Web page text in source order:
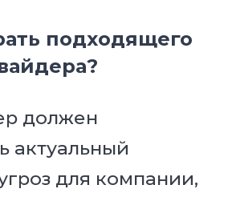
подходящего
должен
актуальный
для компании,